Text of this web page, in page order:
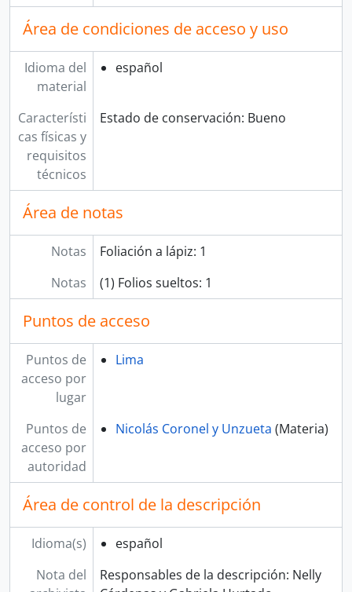
Área de condiciones de acceso y uso
Idioma del
material
español
Característi
cas físicas y
requisitos
técnicos
Estado de conservación: Bueno
Área de notas
Notas
Foliación a lápiz: 1
Notas
(1) Folios sueltos: 1
Puntos de acceso
Puntos de
acceso por
lugar
Lima
Puntos de
acceso por
autoridad
Nicolás Coronel y Unzueta (Materia)
Área de control de la descripción
Idioma(s)
español
Nota del
Responsables de la descripción: Nelly